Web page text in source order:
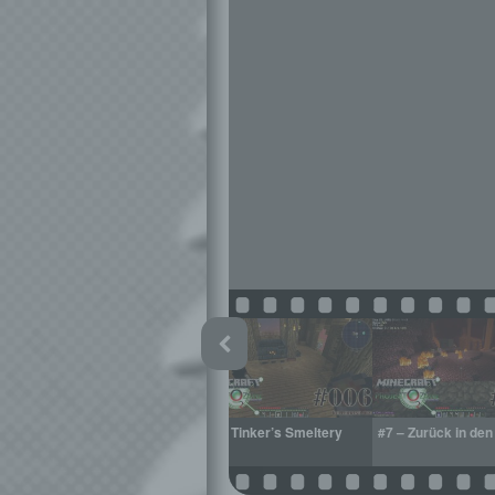
#6 – Tinker’s Smeltery #7 – Zurück in